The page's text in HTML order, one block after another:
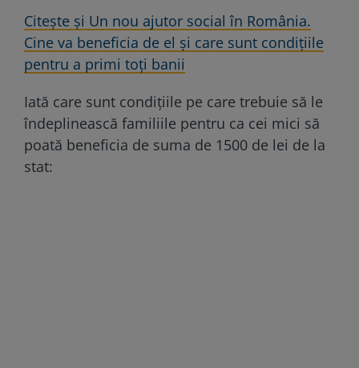
Citește și Un nou ajutor social în România.
Cine va beneficia de el şi care sunt condiţiile
pentru a primi toţi banii
Iată care sunt condițiile pe care trebuie să le
îndeplinească familiile pentru ca cei mici să
poată beneficia de suma de 1500 de lei de la
stat: